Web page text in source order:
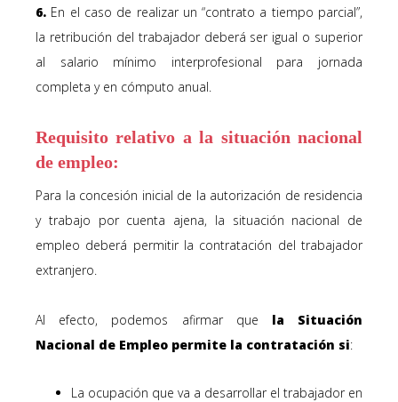
6. En el caso de realizar un “contrato a tiempo parcial”,
la retribución del trabajador deberá ser igual o superior
al salario mínimo interprofesional para jornada
completa y en cómputo anual.
Requisito relativo a la situación nacional
de empleo:
Para la concesión inicial de la autorización de residencia
y trabajo por cuenta ajena, la situación nacional de
empleo deberá permitir la contratación del trabajador
extranjero.
Al efecto, podemos afirmar que la Situación
Nacional de Empleo permite la contratación si:
La ocupación que va a desarrollar el trabajador en